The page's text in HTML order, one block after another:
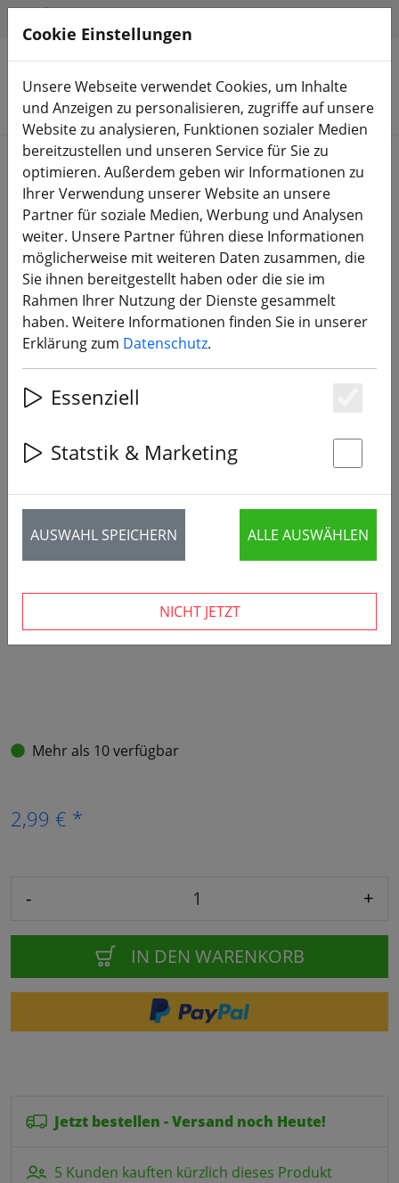
Produkte suchen
Start Propeller unter 3 Zoll
Gemfan 2512 3 Blatt Propeller Clear
Blue 2.5 Zoll
Mehr als 10 verfügbar
2,99 € *
- +
IN DEN WARENKORB
Jetzt bestellen - Versand noch Heute!
5 Kunden kauften kürzlich dieses Produkt
Cookie Einstellungen
Unsere Webseite verwendet Cookies, um Inhalte
und Anzeigen zu personalisieren, zugriffe auf unsere
Website zu analysieren, Funktionen sozialer Medien
bereitzustellen und unseren Service für Sie zu
optimieren. Außerdem geben wir Informationen zu
Ihrer Verwendung unserer Website an unsere
Partner für soziale Medien, Werbung und Analysen
weiter. Unsere Partner führen diese Informationen
möglicherweise mit weiteren Daten zusammen, die
Sie ihnen bereitgestellt haben oder die sie im
Rahmen Ihrer Nutzung der Dienste gesammelt
haben. Weitere Informationen finden Sie in unserer
Erklärung zum Datenschutz.
Essenziell
Statstik & Marketing
AUSWAHL SPEICHERN ALLE AUSWÄHLEN
NICHT JETZT